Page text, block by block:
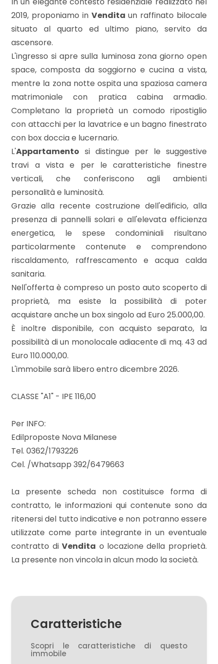
2019, proponiamo in Vendita un raffinato bilocale
situato al quarto ed ultimo piano, servito da
ascensore.
L'ingresso si apre sulla luminosa zona giorno open
space, composta da soggiorno e cucina a vista,
mentre la zona notte ospita una spaziosa camera
matrimoniale con pratica cabina armadio.
Completano la proprietà un comodo ripostiglio
con attacchi per la lavatrice e un bagno finestrato
con box doccia e lucernario.
L'Appartamento si distingue per le suggestive
travi a vista e per le caratteristiche finestre
verticali, che conferiscono agli ambienti
personalità e luminosità.
Grazie alla recente costruzione dell'edificio, alla
presenza di pannelli solari e all'elevata efficienza
energetica, le spese condominiali risultano
particolarmente contenute e comprendono
riscaldamento, raffrescamento e acqua calda
sanitaria.
Nell'offerta è compreso un posto auto scoperto di
proprietà, ma esiste la possibilità di poter
acquistare anche un box singolo ad Euro 25.000,00.
È inoltre disponibile, con acquisto separato, la
possibilità di un monolocale adiacente di mq. 43 ad
Euro 110.000,00.
L'immobile sarà libero entro dicembre 2026.
CLASSE "A1" - IPE 116,00
Per INFO:
Edilproposte Nova Milanese
Tel. 0362/1793226
Cel. /Whatsapp 392/6479663
La presente scheda non costituisce forma di
contratto, le informazioni qui contenute sono da
ritenersi del tutto indicative e non potranno essere
utilizzate come parte integrante in un eventuale
contratto diVendita o locazione della proprietà.
La presente non vincola in alcun modo la società.
Caratteristiche
Scopri le caratteristiche di questo
immobile
Totale
mq
Locali
minimi
2
3
4
5
5+
Bagni
minimi
2
4
5
5+
Camere